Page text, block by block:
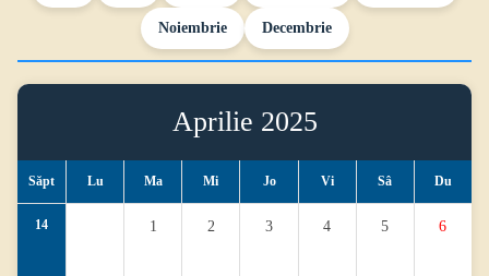
Noiembrie Decembrie
Aprilie 2025
Săpt Lu Ma Mi Jo Vi Sâ Du
14 1 2 3 4 5 6